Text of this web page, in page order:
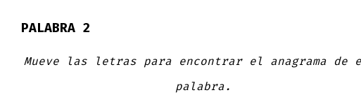
PALABRA 2
Mueve las letras para encontrar el anagrama de
palabra.